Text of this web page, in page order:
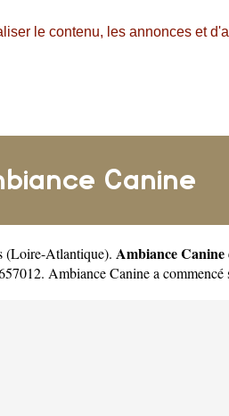
le contenu, les annonces et
Canine
(Loire-Atlantique). Ambiance Canine
Ambiance Canine a commencé